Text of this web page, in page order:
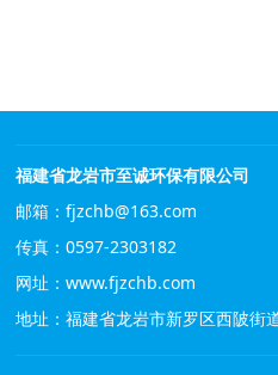
福建省龙岩市至诚环保有限公司
邮箱：fjzchb@163.com
传真：0597-2303182
网址：www.fjzchb.com
地址：福建省龙岩市新罗区西陂街